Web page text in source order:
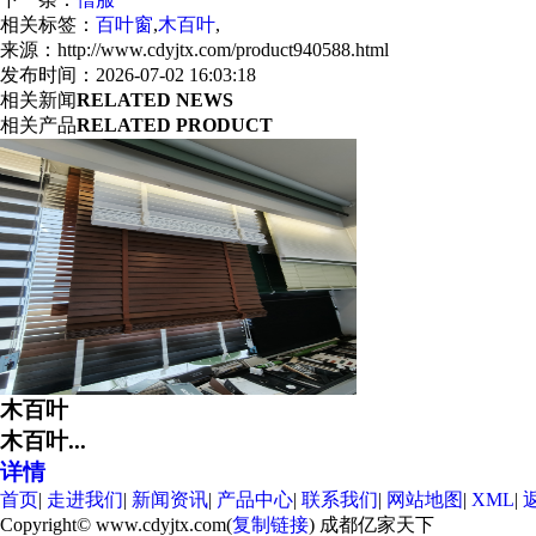
相关标签： 百叶窗,木百叶,
来源：http://www.cdyjtx.com/product940588.html
发布时间：2026-07-02 16:03:18
相关新闻RELATED NEWS
相关产品RELATED PRODUCT
木百叶
木百叶...
详情
首页| 走进我们| 新闻资讯| 产品中心| 联系我们| 网站地图| XML|
Copyright© www.cdyjtx.com(复制链接) 成都亿家天下